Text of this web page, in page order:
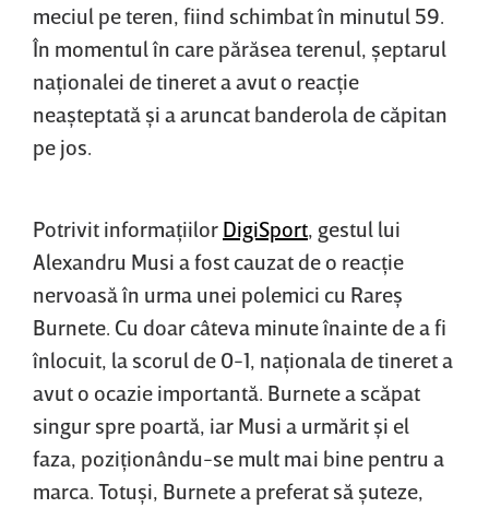
meciul pe teren, fiind schimbat în minutul 59.
În momentul în care părăsea terenul, şeptarul
naţionalei de tineret a avut o reacţie
neaşteptată şi a aruncat banderola de căpitan
pe jos.
Potrivit informaţiilor DigiSport , gestul lui
Alexandru Musi a fost cauzat de o reacţie
nervoasă în urma unei polemici cu Rareş
Burnete. Cu doar câteva minute înainte de a fi
înlocuit, la scorul de 0-1, naţionala de tineret a
avut o ocazie importantă. Burnete a scăpat
singur spre poartă, iar Musi a urmărit şi el
faza, poziţionându-se mult mai bine pentru a
marca. Totuşi, Burnete a preferat să şuteze,